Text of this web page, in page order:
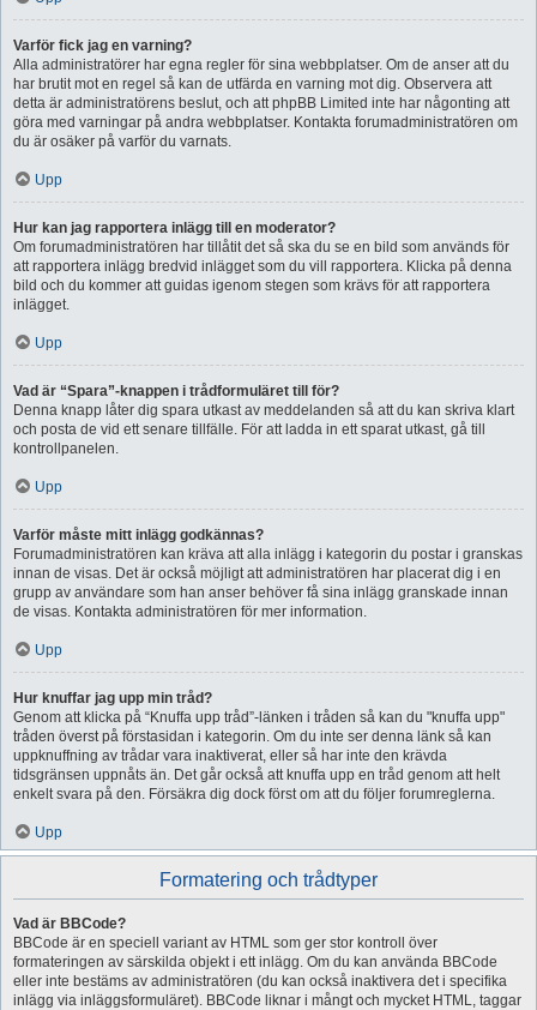
Varför fick jag en varning?
Alla administratörer har egna regler för sina webbplatser. Om de anser att du
har brutit mot en regel så kan de utfärda en varning mot dig. Observera att
detta är administratörens beslut, och att phpBB Limited inte har någonting att
göra med varningar på andra webbplatser. Kontakta forumadministratören om
du är osäker på varför du varnats.
Upp
Hur kan jag rapportera inlägg till en moderator?
Om forumadministratören har tillåtit det så ska du se en bild som används för
att rapportera inlägg bredvid inlägget som du vill rapportera. Klicka på denna
bild och du kommer att guidas igenom stegen som krävs för att rapportera
inlägget.
Upp
Vad är “Spara”-knappen i trådformuläret till för?
Denna knapp låter dig spara utkast av meddelanden så att du kan skriva klart
och posta de vid ett senare tillfälle. För att ladda in ett sparat utkast, gå till
kontrollpanelen.
Upp
Varför måste mitt inlägg godkännas?
Forumadministratören kan kräva att alla inlägg i kategorin du postar i granskas
innan de visas. Det är också möjligt att administratören har placerat dig i en
grupp av användare som han anser behöver få sina inlägg granskade innan
de visas. Kontakta administratören för mer information.
Upp
Hur knuffar jag upp min tråd?
Genom att klicka på “Knuffa upp tråd”-länken i tråden så kan du "knuffa upp"
tråden överst på förstasidan i kategorin. Om du inte ser denna länk så kan
uppknuffning av trådar vara inaktiverat, eller så har inte den krävda
tidsgränsen uppnåts än. Det går också att knuffa upp en tråd genom att helt
enkelt svara på den. Försäkra dig dock först om att du följer forumreglerna.
Upp
Formatering och trådtyper
Vad är BBCode?
BBCode är en speciell variant av HTML som ger stor kontroll över
formateringen av särskilda objekt i ett inlägg. Om du kan använda BBCode
eller inte bestäms av administratören (du kan också inaktivera det i specifika
inlägg via inläggsformuläret). BBCode liknar i mångt och mycket HTML, taggar